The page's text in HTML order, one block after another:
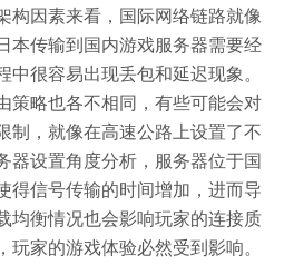
构因素来看，国际网络链路就像
本传输到国内游戏服务器需要经
很容易出现丢包和延迟现象。
策略也各不相同，有些可能会对
制，就像在高速公路上设置了不
器设置角度分析，服务器位于国
得信号传输的时间增加，进而导
均衡情况也会影响玩家的连接质
家的游戏体验必然受到影响。